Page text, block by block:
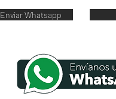
Enviar Whatsapp